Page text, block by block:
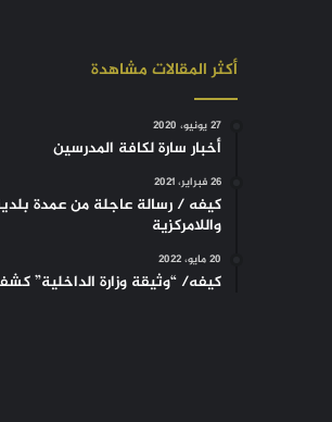
أكثر المقالات مشاهدة
27 يونيو، 2020
أخبار سارة لكافة المدرسين
26 فبراير، 2021
كيفه / رسالة عاجلة من عمدة
واللامركزية
20 مايو، 2022
كيفه/ “وثيقة وزارة الداخلية”